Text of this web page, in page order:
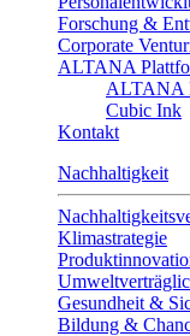
Forschung &
Corporate
ALTANA
ALTANA
Cubic Ink
Kontakt
Nachhaltigkeit
Klimastrategie
Gesundheit &
Bildung &